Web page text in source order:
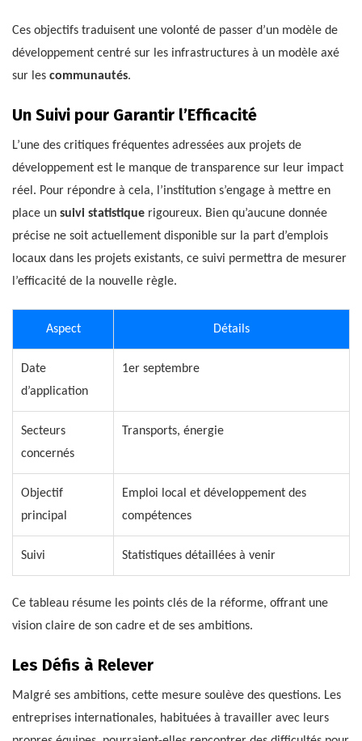
Ces objectifs traduisent une volonté de passer d’un modèle de
développement centré sur les infrastructures à un modèle axé
sur les communautés.
Un Suivi pour Garantir l’Efficacité
L’une des critiques fréquentes adressées aux projets de
développement est le manque de transparence sur leur impact
réel. Pour répondre à cela, l’institution s’engage à mettre en
place un suivi statistique rigoureux. Bien qu’aucune donnée
précise ne soit actuellement disponible sur la part d’emplois
locaux dans les projets existants, ce suivi permettra de mesurer
l’efficacité de la nouvelle règle.
Aspect Détails
Date
d’application
1er septembre
Secteurs
concernés
Transports, énergie
Objectif
principal
Emploi local et développement des
compétences
Suivi Statistiques détaillées à venir
Ce tableau résume les points clés de la réforme, offrant une
vision claire de son cadre et de ses ambitions.
Les Défis à Relever
Malgré ses ambitions, cette mesure soulève des questions. Les
entreprises internationales, habituées à travailler avec leurs